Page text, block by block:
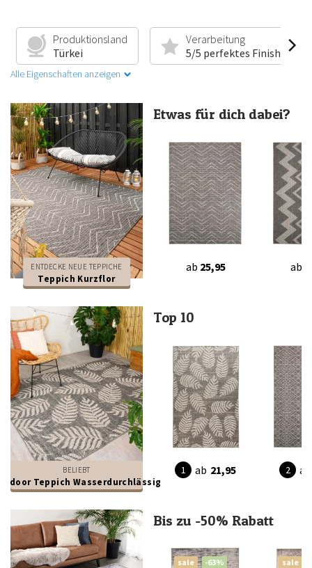
Produktionsland
Türkei
Verarbeitung
5/5 perfektes Finish
Alle Eigenschaften anzeigen
ENTDECKE NEUE TEPPICHE
Teppich Kurzflor
Etwas für dich dabei?
ab 25,95 ab
BELIEBT
Teppich Wasserdurchlässig
Top 10
ab 21,95 ab
Bis zu -50% Rabatt
sale -63% sale